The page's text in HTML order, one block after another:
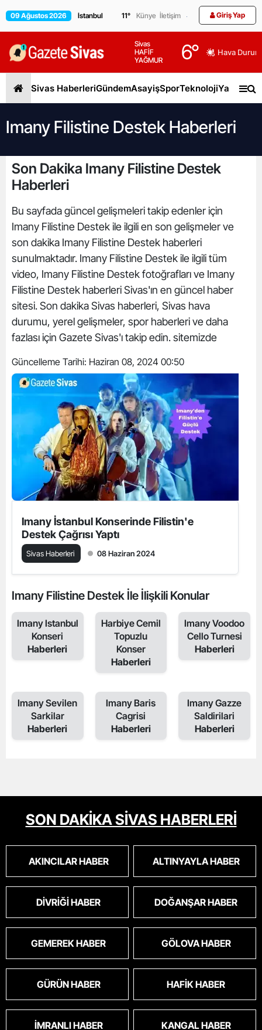
09 Ağustos 2026 11° Künye İletişim Giriş Yap
Sivas
HAFİF
YAĞMUR
6° Hava
Sivas HaberleriGündemAsayişSporTeknolojiYaşam
Imany Filistine Destek Haberleri
Son Dakika Imany Filistine Destek
Haberleri
Bu sayfada güncel gelişmeleri takip edenler için
Imany Filistine Destek ile ilgili en son gelişmeler ve
son dakika Imany Filistine Destek haberleri
sunulmaktadır. Imany Filistine Destek ile ilgili tüm
video, Imany Filistine Destek fotoğrafları ve Imany
Filistine Destek haberleri Sivas'ın en güncel haber
sitesi. Son dakika Sivas haberleri, Sivas hava
durumu, yerel gelişmeler, spor haberleri ve daha
fazlası için Gazete Sivas'ı takip edin. sitemizde
Güncelleme Tarihi: Haziran 08, 2024 00:50
Imany İstanbul Konserinde Filistin'e
Destek Çağrısı Yaptı
Sivas Haberleri 08 Haziran 2024
Imany Filistine Destek İle İlişkili Konular
Imany Istanbul
Konseri
Haberleri
Harbiye Cemil
Topuzlu
Konser
Haberleri
Imany Voodoo
Cello Turnesi
Haberleri
Imany Sevilen
Sarkilar
Haberleri
Imany Baris
Cagrisi
Haberleri
Imany Gazze
Saldirilari
Haberleri
SON DAKİKA SİVAS HABERLERİ
AKINCILAR HABER ALTINYAYLA HABER
DIVRIĞI HABER DOĞANŞAR HABER
GEMEREK HABER GÖLOVA HABER
GÜRÜN HABER HAFIK HABER
İMRANLI HABER KANGAL HABER